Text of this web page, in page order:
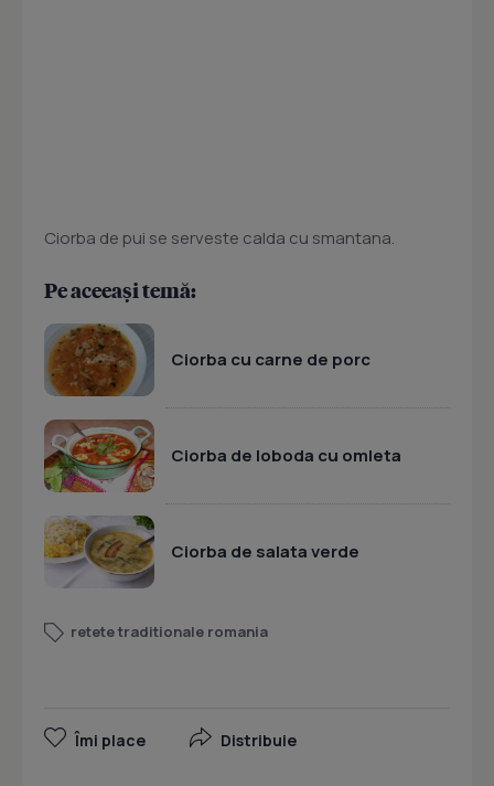
Ciorba de pui se serveste calda cu smantana.
Pe aceeași temă:
Ciorba cu carne de porc
Ciorba de loboda cu omleta
Ciorba de salata verde
retete traditionale romania
Îmi place Distribuie